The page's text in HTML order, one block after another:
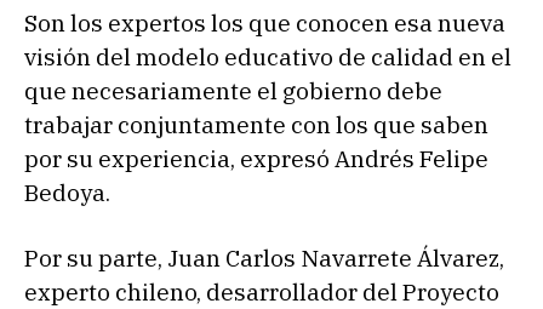
Son los expertos los que conocen esa nueva
visión del modelo educativo de calidad en el
que necesariamente el gobierno debe
trabajar conjuntamente con los que saben
por su experiencia, expresó Andrés Felipe
Bedoya.
Por su parte, Juan Carlos Navarrete Álvarez,
experto chileno, desarrollador del Proyecto